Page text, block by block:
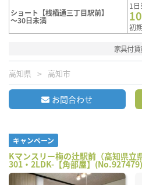
ショート【桟橋通三丁目駅前】
～30日未満
1
初
家具付
高知県 高知市
お問合わせ
キャンペーン
Kマンスリー梅の辻駅前（高知県立
301・2LDK-【角部屋】(No.927479)